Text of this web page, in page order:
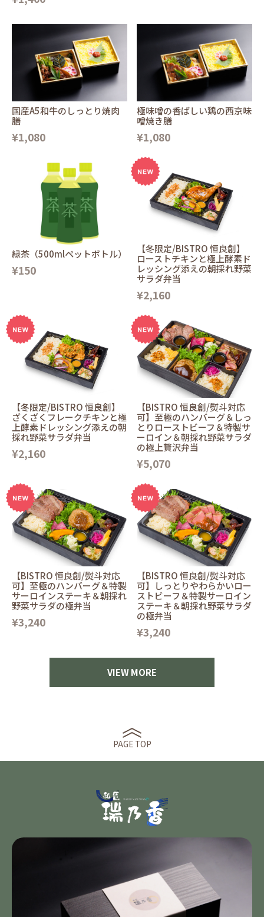
国産A5和牛のしっとり焼肉
膳
¥1,080
極味噌の香ばしい鶏の西京味
噌焼き膳
¥1,080
緑茶（500mlペットボトル）
¥150
【冬限定/BISTRO 恒良創】
ローストチキンと極上酵素ド
レッシング添えの朝採れ野菜
サラダ弁当
¥2,160
【冬限定/BISTRO 恒良創】
ざくざくフレークチキンと極
上酵素ドレッシング添えの朝
採れ野菜サラダ弁当
¥2,160
【BISTRO 恒良創/熨斗対応
可】至極のハンバーグ＆しっ
とりローストビーフ＆特製サ
ーロイン＆朝採れ野菜サラダ
の極上贅沢弁当
¥5,070
【BISTRO 恒良創/熨斗対応
可】至極のハンバーグ＆特製
サーロインステーキ＆朝採れ
野菜サラダの極弁当
¥3,240
【BISTRO 恒良創/熨斗対応
可】しっとりやわらかいロー
ストビーフ＆特製サーロイン
ステーキ＆朝採れ野菜サラダ
の極弁当
¥3,240
VIEW MORE
PAGE TOP